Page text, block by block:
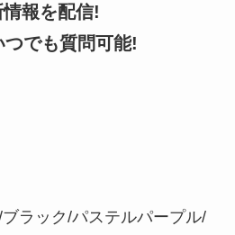
報を配信!
つでも質問可能!
ラック/パステルパープル/